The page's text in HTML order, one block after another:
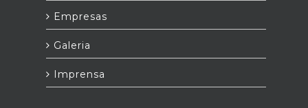
Empresas
Galeria
Imprensa